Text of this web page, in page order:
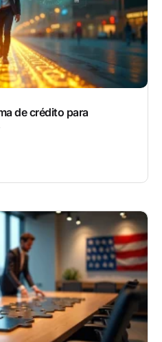
de crédito para